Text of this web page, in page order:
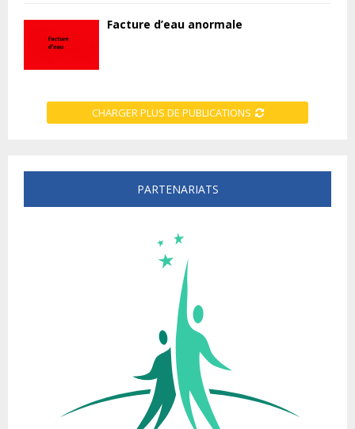
Facture d’eau anormale
CHARGER PLUS DE PUBLICATIONS
PARTENARIATS